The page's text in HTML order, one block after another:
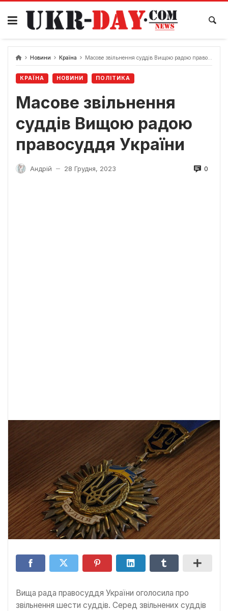
Перейти
вмісту
Новини Країна Масове звільнення суддів Вищою радою правосуддя України
КРАЇНА НОВИНИ ПОЛІТИКА
Масове звільнення
суддів Вищою радою
правосуддя України
Андрій — 28 Грудня, 2023 0
Вища рада правосуддя України оголосила про
звільнення шести суддів. Серед звільнених суддів